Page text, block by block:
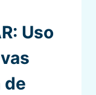
Uso
de